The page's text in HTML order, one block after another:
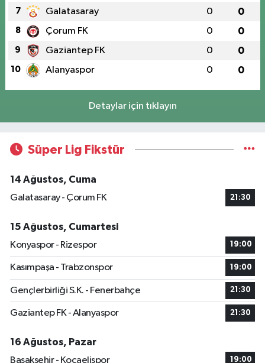
7 Galatasaray 0 0
8 Çorum FK 0 0
9 Gaziantep FK 0 0
10 Alanyaspor 0 0
Detaylar için tıklayın
Süper Lig Fikstür
14 Ağustos, Cuma
Galatasaray - Çorum FK
21:30
15 Ağustos, Cumartesi
Konyaspor - Rizespor
19:00
Kasımpaşa - Trabzonspor 19:00
Gençlerbirliği S.K. - Fenerbahçe 21:30
Gaziantep FK - Alanyaspor 21:30
16 Ağustos, Pazar
Başakşehir - Kocaelispor
19:00